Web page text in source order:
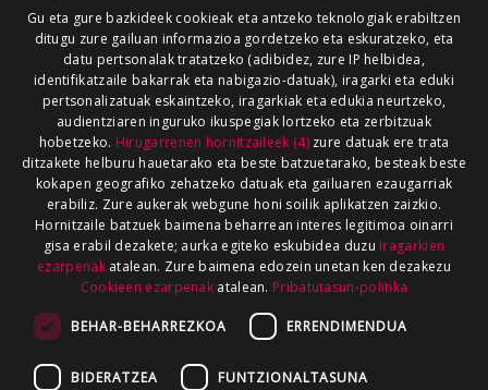
Gu eta gure bazkideek cookieak eta antzeko teknologiak erabiltzen
ditugu zure gailuan informazioa gordetzeko eta eskuratzeko, eta
datu pertsonalak tratatzeko (adibidez, zure IP helbidea,
identifikatzaile bakarrak eta nabigazio-datuak), iragarki eta eduki
pertsonalizatuak eskaintzeko, iragarkiak eta edukia neurtzeko,
audientziaren inguruko ikuspegiak lortzeko eta zerbitzuak
hobetzeko. Hirugarrenen hornitzaileek (4)zure datuak ere trata
ditzakete helburu hauetarako eta beste batzuetarako, besteak beste
kokapen geografiko zehatzeko datuak eta gailuaren ezaugarriak
erabiliz. Zure aukerak webgune honi soilik aplikatzen zaizkio.
Hornitzaile batzuek baimena beharrean interes legitimoa oinarri
gisa erabil dezakete; aurka egiteko eskubidea duzu Iragarkien
ezarpenakatalean. Zure baimena edozein unetan ken dezakezu
Cookieen ezarpenak atalean. Pribatutasun-politika
BEHAR-BEHARREZKOA ERRENDIMENDUA
BIDERATZEA FUNTZIONALTASUNA